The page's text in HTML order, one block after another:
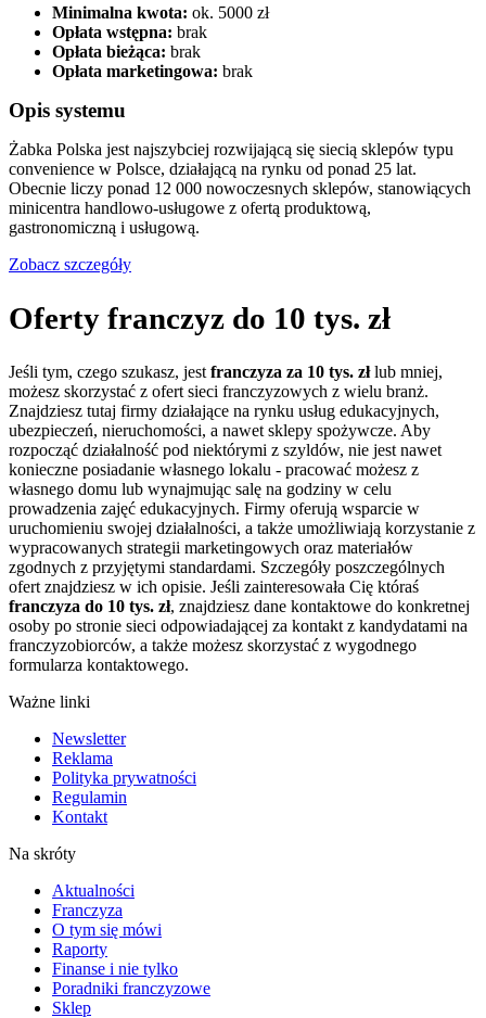
Minimalna kwota: ok. 5000 zł
Opłata wstępna: brak
Opłata bieżąca: brak
Opłata marketingowa: brak
Opis systemu
Żabka Polska jest najszybciej rozwijającą się siecią sklepów typu
convenience w Polsce, działającą na rynku od ponad 25 lat.
Obecnie liczy ponad 12 000 nowoczesnych sklepów, stanowiących
minicentra handlowo-usługowe z ofertą produktową,
gastronomiczną i usługową.
Zobacz szczegóły
Oferty franczyz do 10 tys. zł
Jeśli tym, czego szukasz, jest franczyza za 10 tys. złlub mniej,
możesz skorzystać z ofert sieci franczyzowych z wielu branż.
Znajdziesz tutaj firmy działające na rynku usług edukacyjnych,
ubezpieczeń, nieruchomości, a nawet sklepy spożywcze. Aby
rozpocząć działalność pod niektórymi z szyldów, nie jest nawet
konieczne posiadanie własnego lokalu - pracować możesz z
własnego domu lub wynajmując salę na godziny w celu
prowadzenia zajęć edukacyjnych. Firmy oferują wsparcie w
uruchomieniu swojej działalności, a także umożliwiają korzystanie z
wypracowanych strategii marketingowych oraz materiałów
zgodnych z przyjętymi standardami. Szczegóły poszczególnych
ofert znajdziesz w ich opisie. Jeśli zainteresowała Cię któraś
franczyza do 10 tys. zł, znajdziesz dane kontaktowe do konkretnej
osoby po stronie sieci odpowiadającej za kontakt z kandydatami na
franczyzobiorców, a także możesz skorzystać z wygodnego
formularza kontaktowego.
Ważne linki
Newsletter
Reklama
Polityka prywatności
Regulamin
Kontakt
Na skróty
Aktualności
Franczyza
O tym się mówi
Raporty
Finanse i nie tylko
Poradniki franczyzowe
Sklep